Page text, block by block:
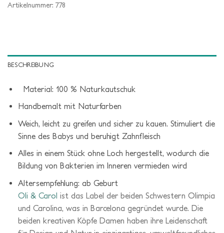
Artikelnummer: 778
BESCHREIBUNG
Material: 100 % Naturkautschuk
Handbemalt mit Naturfarben
Weich, leicht zu greifen und sicher zu kauen. Stimuliert die
Sinne des Babys und beruhigt Zahnfleisch
Alles in einem Stück ohne Loch hergestellt, wodurch die
Bildung von Bakterien im Inneren vermieden wird
Altersempfehlung: ab Geburt
Oli & Carol ist das Label der beiden Schwestern Olimpia
und Carolina, was in Barcelona gegründet wurde. Die
beiden kreativen Köpfe Damen haben ihre Leidenschaft